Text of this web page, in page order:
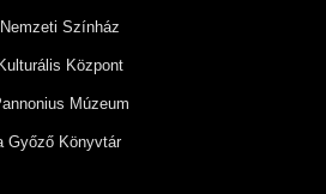
Színház
Központ
Múzeum
Győző Könyvtár